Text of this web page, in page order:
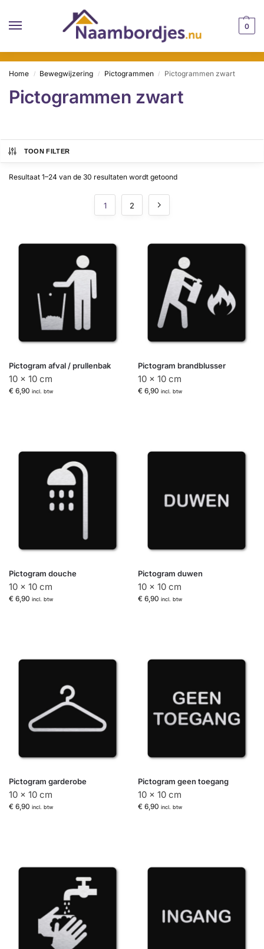
0
Home / Bewegwijzering / Pictogrammen / Pictogrammen zwart
Pictogrammen zwart
TOON FILTER
Resultaat 1–24 van de 30 resultaten wordt getoond
1 2
Pictogram afval / prullenbak
10 x 10 cm
€ 6,90 incl. btw
Pictogram brandblusser
10 x 10 cm
€ 6,90 incl. btw
Pictogram douche
10 x 10 cm
€ 6,90 incl. btw
Pictogram duwen
10 x 10 cm
€ 6,90 incl. btw
Pictogram garderobe
10 x 10 cm
€ 6,90 incl. btw
Pictogram geen toegang
10 x 10 cm
€ 6,90 incl. btw